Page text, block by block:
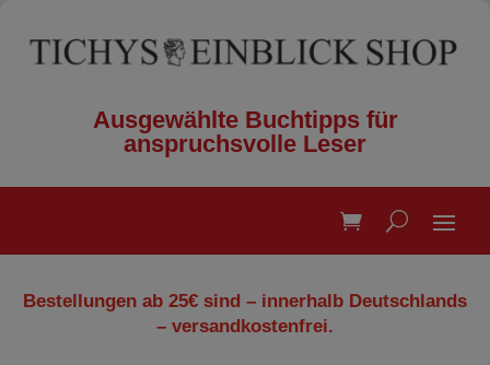
Ausgewählte Buchtipps für
anspruchsvolle Leser
Bestellungen ab 25€ sind – innerhalb Deutschlands
– versandkostenfrei.